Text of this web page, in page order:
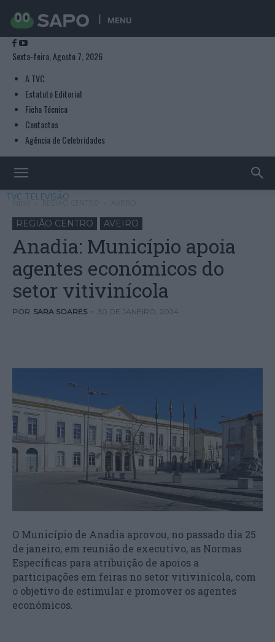
MENU
Sexta-feira, Agosto 7, 2026
A TVC
Estatuto Editorial
Ficha Técnica
Contactos
Agência de Celebridades
TVC TELEVISÃO
Início REGIÃO CENTRO
REGIÃO CENTRO AVEIRO
Anadia: Município apoia
agentes económicos do
setor vitivinícola
POR SARA SOARES - 30 DE JANEIRO, 2024
O Município de Anadia aprovou, no passado dia 25
de janeiro, em reunião de executivo, as Normas
Específicas para atribuição de apoios a
participações em feiras no setor vitivinícola, com
o objetivo de estimular e promover os agentes
económicos.